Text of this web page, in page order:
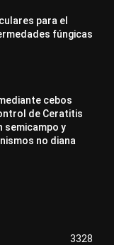
para el
fúngicas
cebos
de Ceratitis
semicampo y
no diana
3328